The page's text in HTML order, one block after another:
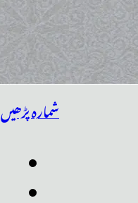
شمارہ پڑھیں